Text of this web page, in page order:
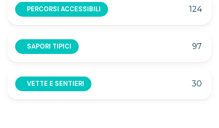
PERCORSI ACCESSIBILI 124
SAPORI TIPICI 97
VETTE E SENTIERI 30